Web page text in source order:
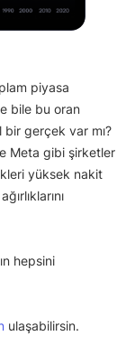
piyasa
bile bu oran
bir gerçek var mı?
Meta gibi şirketler
yüksek nakit
hepsini
ulaşabilirsin.